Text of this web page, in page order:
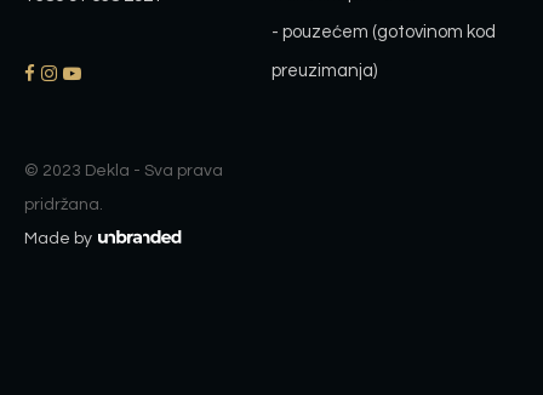
- pouzećem (gotovinom kod
preuzimanja)
© 2023 Dekla - Sva prava
pridržana.
Made by